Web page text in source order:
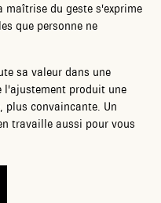
maîtrise du geste s'exprime
que personne ne
sa valeur dans une
l'ajustement produit une
convaincante. Un
travaille aussi pour vous